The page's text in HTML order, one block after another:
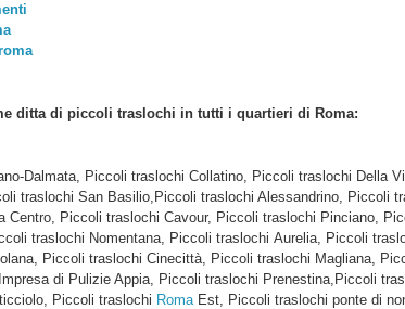
ditta di piccoli traslochi in tutti i quartieri di Roma:
Dalmata, Piccoli traslochi Collatino, Piccoli traslochi
traslochi San Basilio,Piccoli traslochi Alessandrino, Piccoli
Centro, Piccoli traslochi Cavour, Piccoli traslochi Pinciano,
traslochi Nomentana, Piccoli traslochi Aurelia, Piccoli
Piccoli traslochi Cinecittà, Piccoli traslochi Magliana,
di Pulizie Appia, Piccoli traslochi Prenestina,Piccoli
Piccoli traslochi RomaEst, Piccoli traslochi ponte di